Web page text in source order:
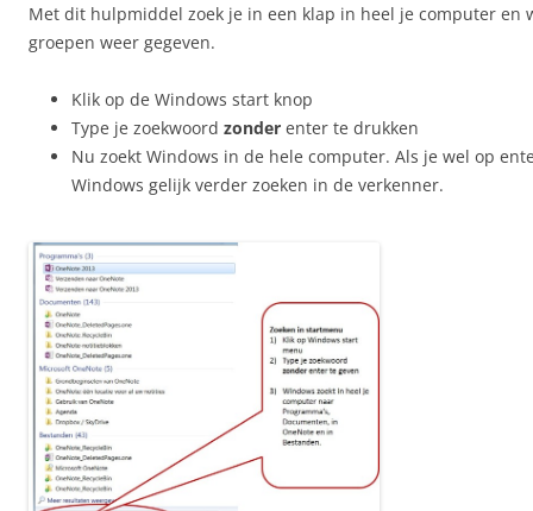
Met dit hulpmiddel zoek je in een klap in heel je computer en
groepen weer gegeven.
Klik op de Windows start knop
Type je zoekwoord zonder enter te drukken
Nu zoekt Windows in de hele computer. Als je wel op
Windows gelijk verder zoeken in de verkenner.